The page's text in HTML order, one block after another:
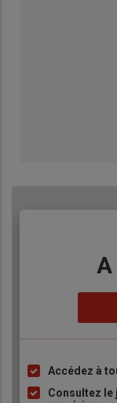
Liste
à
Accédez à
Consultez le